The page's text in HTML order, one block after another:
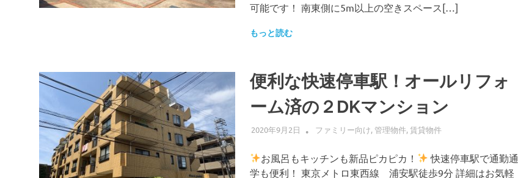
可能です！ 南東側に5m以上の空きスペース[…]
もっと読む
便利な快速停車駅！オールリフォ
ーム済の２DKマンション
2020年9月2日 ALLFLOW
ファミリー向け,管理物件,賃貸物件
お風呂もキッチンも新品ピカピカ！
快速停車駅で通勤通
学も便利！ 東京メトロ東西線 浦安駅徒歩9分 詳細はお気軽